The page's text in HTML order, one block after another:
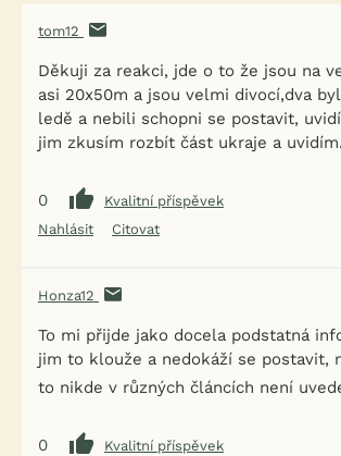
tom12
Děkuji za reakci, jde o to že jsou na
asi 20x50m a jsou velmi divocí,dva
ledě a nebili schopni se postavit,
jim zkusím rozbít část ukraje a uvidím.
0
Kvalitní příspěvek
Nahlásit
Citovat
Honza12
To mi přijde jako docela podstatná
jim to klouže a nedokáží se postavit,
to nikde v různých článcích není
0
Kvalitní příspěvek